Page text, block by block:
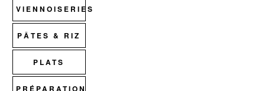
VIENNOISERIES
PÂTES & RIZ
PLATS
PRÉPARATION